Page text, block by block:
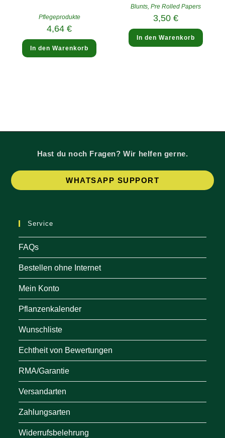
Pflegeprodukte
4,64€
In den Warenkorb
Blunts, Pre Rolled Papers
3,50 €
In den Warenkorb
Hast du noch Fragen? Wir helfen gerne.
WHATSAPP SUPPORT
Service
FAQs
Bestellen ohne Internet
Mein Konto
Pflanzenkalender
Wunschliste
Echtheit von Bewertungen
RMA/Garantie
Versandarten
Zahlungsarten
Widerrufsbelehrung